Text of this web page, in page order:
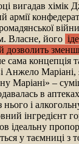
вигадав хімік
армії
Власне, його
дозволить
сама концепція
Анжело
Маріані» –
в
і
інгредієнт
ідеальну
у таємниці з